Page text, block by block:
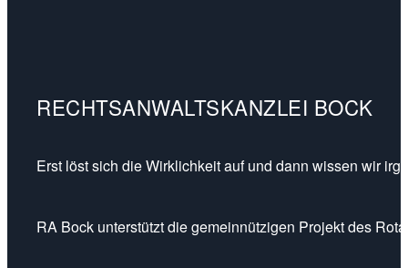
RECHTSANWALTSKANZLEI BOCK
Erst löst sich die Wirklichkeit auf und dann wissen wir
RA Bock unterstützt die gemeinnützigen Projekt des